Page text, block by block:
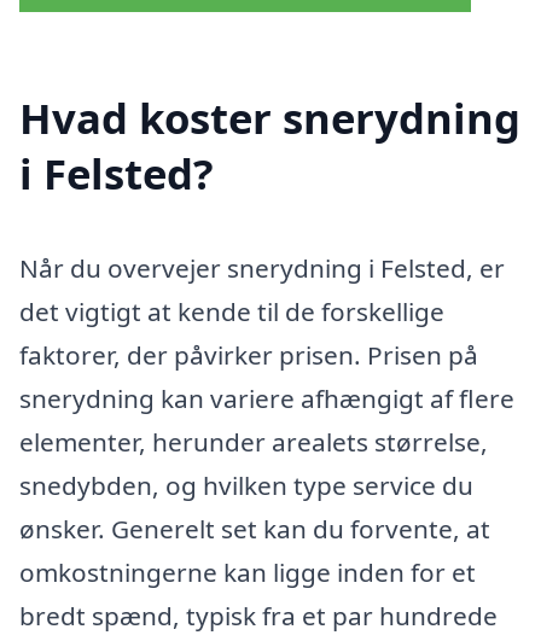
Hvad koster snerydning
i Felsted?
Når du overvejer snerydning i Felsted, er
det vigtigt at kende til de forskellige
faktorer, der påvirker prisen. Prisen på
snerydning kan variere afhængigt af flere
elementer, herunder arealets størrelse,
snedybden, og hvilken type service du
ønsker. Generelt set kan du forvente, at
omkostningerne kan ligge inden for et
bredt spænd, typisk fra et par hundrede